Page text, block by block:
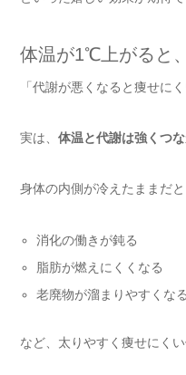
体温が1℃上がると
「代謝が悪くなると痩せに
実は、 体温と代謝は強くつ
身体の内側が冷えたままだと
消化の働きが鈍る
脂肪が燃えにくくなる
老廃物が溜まりやすくなる
など、太りやすく痩せにく